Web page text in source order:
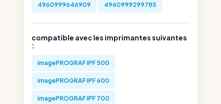
4960999646909 4960999299785
compatible avec les imprimantes suivantes
:
imagePROGRAF IPF 500
imagePROGRAF IPF 600
imagePROGRAF IPF 700